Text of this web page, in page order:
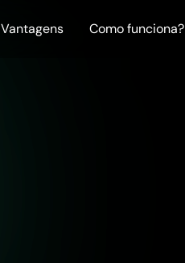
Vantagens Como funciona?